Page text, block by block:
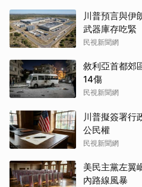
川普預言與
武器庫存吃緊
民視新聞網
敘利亞首都
14傷
民視新聞網
川普擬簽署
公民權
民視新聞網
美民主黨左翼
內路線風暴